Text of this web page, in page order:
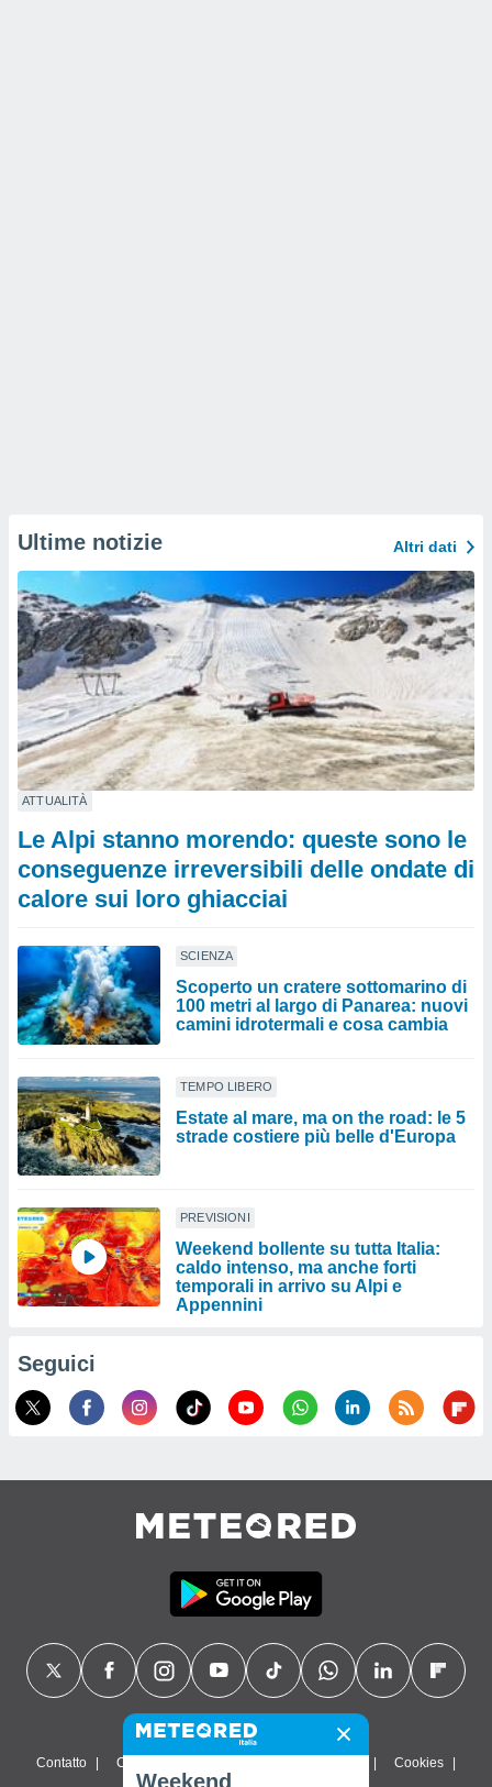
Ultime notizie Altri dati
ATTUALITÀ
Le Alpi stanno morendo: queste sono le
conseguenze irreversibili delle ondate di
calore sui loro ghiacciai
SCIENZA
Scoperto un cratere sottomarino di
100 metri al largo di Panarea: nuovi
camini idrotermali e cosa cambia
TEMPO LIBERO
Estate al mare, ma on the road: le 5
strade costiere più belle d'Europa
PREVISIONI
Weekend bollente su tutta Italia:
caldo intenso, ma anche forti
temporali in arrivo su Alpi e
Appennini
Seguici
Contatto Chi siamo Cookies
Weekend